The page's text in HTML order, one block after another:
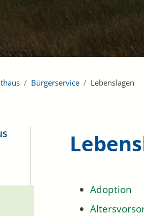
Bürgerservice Lebenslagen
Adoption